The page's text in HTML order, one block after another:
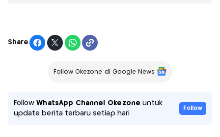
Share
Follow Okezone di Google News
FollowWhatsApp Channel Okezone untuk
update berita terbaru setiap hari
Follow